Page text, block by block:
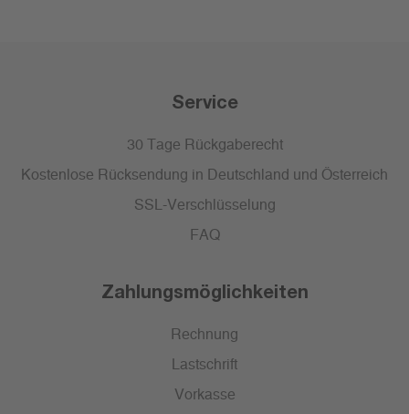
Service
30 Tage Rückgaberecht
Kostenlose Rücksendung in Deutschland und Österreich
SSL-Verschlüsselung
FAQ
Zahlungsmöglichkeiten
Rechnung
Lastschrift
Vorkasse